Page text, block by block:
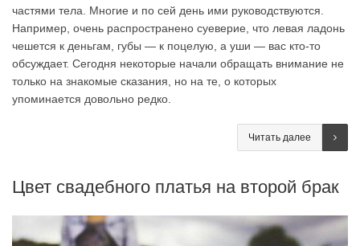
частями тела. Многие и по сей день ими руководствуются.
Например, очень распространено суеверие, что левая ладонь
чешется к деньгам, губы — к поцелую, а уши — вас кто-то
обсуждает. Сегодня некоторые начали обращать внимание не
только на знакомые сказания, но на те, о которых
упоминается довольно редко.
Читать далее
Цвет свадебного платья на второй брак